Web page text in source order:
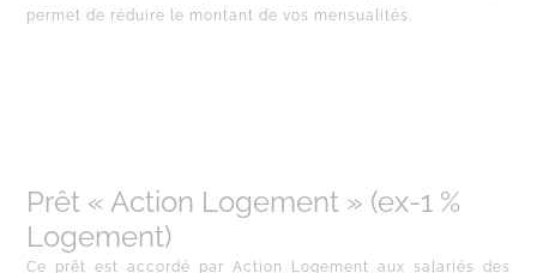
permet de réduire le montant de vos mensualités.
Prêt « Action Logement » (ex-1 %
Logement)
Ce prêt est accordé par Action Logement aux salariés des